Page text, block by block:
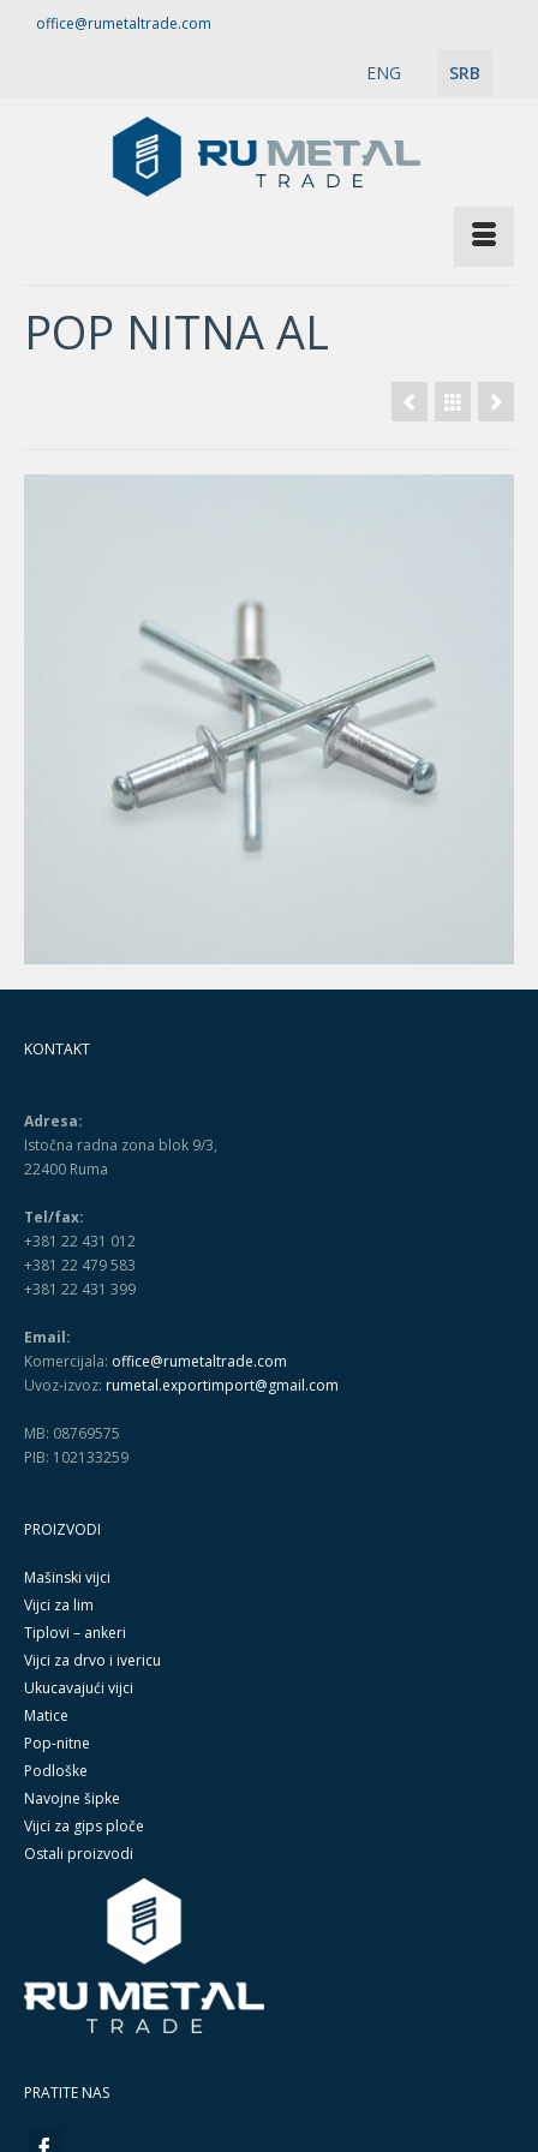
office@rumetaltrade.com
ENG SRB
POP NITNA AL
KONTAKT
Adresa:
Istočna radna zona blok 9/3,
22400 Ruma
Tel/fax:
+381 22 431 012
+381 22 479 583
+381 22 431 399
Email:
Komercijala: office@rumetaltrade.com
Uvoz-izvoz: rumetal.exportimport@gmail.com
MB: 08769575
PIB: 102133259
PROIZVODI
Mašinski vijci
Vijci za lim
Tiplovi – ankeri
Vijci za drvo i ivericu
Ukucavajući vijci
Matice
Pop-nitne
Podloške
Navojne šipke
Vijci za gips ploče
Ostali proizvodi
PRATITE NAS